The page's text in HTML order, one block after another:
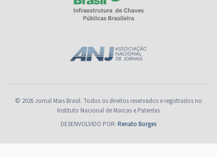
© 2026 Jornal Mais Brasil. Todos os direitos reservados e registrados no
Instituto Nacional de Marcas e Patentes
DESENVOLVIDO POR: Renato Borges